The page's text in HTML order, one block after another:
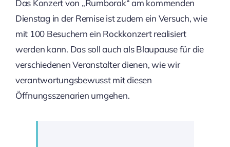
Das Konzert von „Rumborak“ am kommenden
Dienstag in der Remise ist zudem ein Versuch, wie
mit 100 Besuchern ein Rockkonzert realisiert
werden kann. Das soll auch als Blaupause für die
verschiedenen Veranstalter dienen, wie wir
verantwortungsbewusst mit diesen
Öffnungsszenarien umgehen.